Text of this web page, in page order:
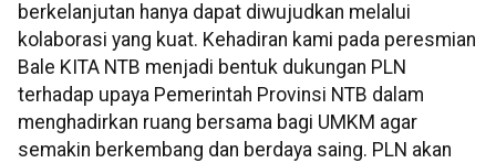
berkelanjutan hanya dapat diwujudkan melalui
kolaborasi yang kuat. Kehadiran kami pada peresmian
Bale KITA NTB menjadi bentuk dukungan PLN
terhadap upaya Pemerintah Provinsi NTB dalam
menghadirkan ruang bersama bagi UMKM agar
semakin berkembang dan berdaya saing. PLN akan